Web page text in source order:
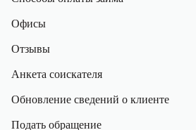
Офисы
Отзывы
Анкета соискателя
Обновление сведений о клиенте
Подать обращение